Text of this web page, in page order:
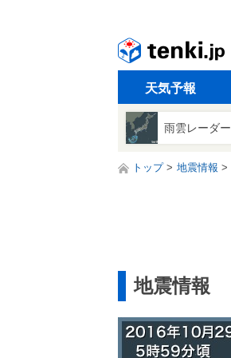
天気予報
雨雲レーダー
トップ 地震情報
地震情報